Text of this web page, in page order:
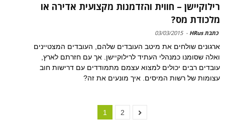
רילוקיישן – חווית והזדמנות מקצועית אדירה או
מלכודת מס?
כתבת HRus -
03/03/2015
ארגונים שולחים את מיטב העובדים שלהם, העובדים המצטיינים
ואלה שסומנו כמנהלי העתיד לרילוקיישן. אך עם חזרתם לארץ,
עובדים רבים יכולים למצוא עצמם מתמודדים עם דרישות חוב
עצומות של רשות המיסים. איך מונעים את זה?
1 2